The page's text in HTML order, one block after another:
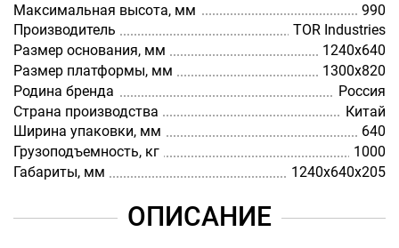
Максимальная высота, мм
990
Производитель
TOR Industries
Размер основания, мм
1240х640
Размер платформы, мм
1300х820
Родина бренда
Россия
Страна производства
Китай
Ширина упаковки, мм
640
Грузоподъемность, кг
1000
Габариты, мм
1240х640х205
ОПИСАНИЕ